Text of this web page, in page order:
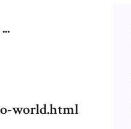
...
world.html